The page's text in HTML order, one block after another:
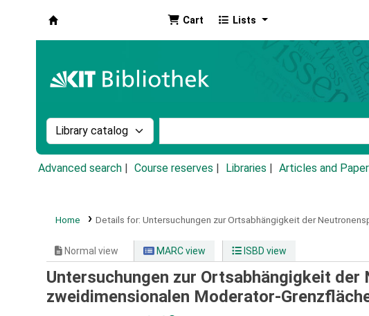
Cart Lists
Search the catalog by:
Advanced search Course reserves Libraries Articles and
Home Details for: Untersuchungen zur Ortsabhängigkeit der
Normal view MARC view ISBD view
Untersuchungen zur Ortsabhängigkeit der
zweidimensionalen Moderator-